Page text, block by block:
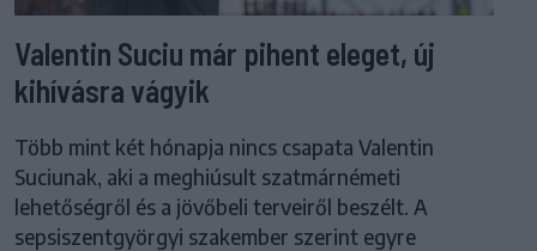
Valentin Suciu már pihent eleget, új
kihívásra vágyik
Több mint két hónapja nincs csapata Valentin
Suciunak, aki a meghiúsult szatmárnémeti
lehetőségről és a jövőbeli terveiről beszélt. A
sepsiszentgyörgyi szakember szerint egyre